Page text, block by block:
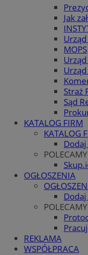
Jak
MOPS
Straż
Sąd
KATALOG FIRM
KATALOG
POLECAMY
OGŁOSZENIA
Dodaj
POLECAMY
REKLAMA
WSPÓŁPRACA